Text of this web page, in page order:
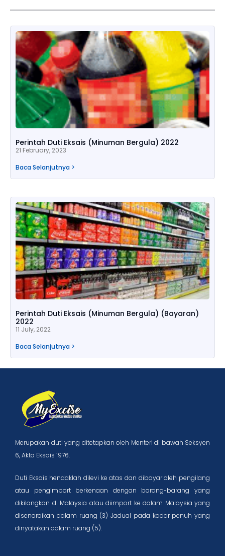
Perintah Duti Eksais (Minuman Bergula) 2022
21 February, 2023
Baca Selanjutnya >
Perintah Duti Eksais (Minuman Bergula) (Bayaran)
2022
11 July, 2022
Baca Selanjutnya >
Merupakan duti yang ditetapkan oleh Menteri di bawah Seksyen
6, Akta Eksais 1976.
Duti Eksais hendaklah dilevi ke atas dan dibayar oleh pengilang
atau pengimport berkenaan dengan barang-barang yang
dikilangkan di Malaysia atau diimport ke dalam Malaysia yang
disenaraikan dalam ruang (3) Jadual pada kadar penuh yang
dinyatakan dalam ruang (5).